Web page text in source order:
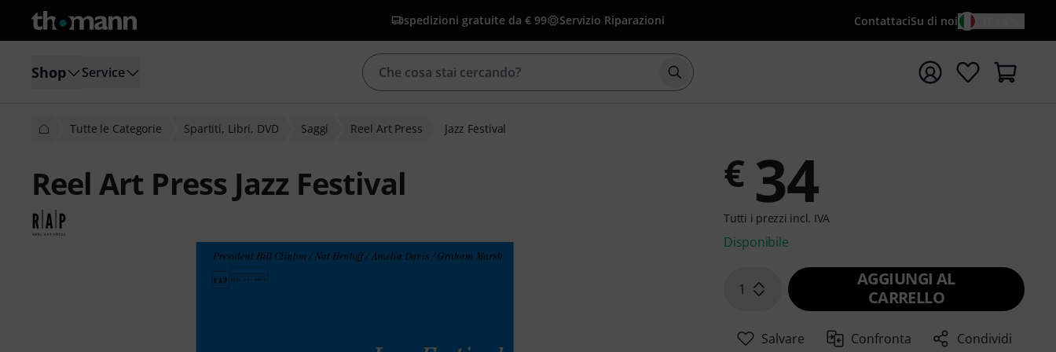
spedizioni gratuite da € 99 Servizio Riparazioni ContattaciSu di noi
Shop Service Avviare la ricerca con il termine di ricerca {searchTerm}
Tutte le Categorie Spartiti, Libri, DVD Saggi Reel Art Press Jazz Festival
Reel Art Press Jazz Festival € 34
Tutti i prezzi incl. IVA
Disponibile
1
AGGIUNGI AL
CARRELLO
Salvare Confronta Condividi